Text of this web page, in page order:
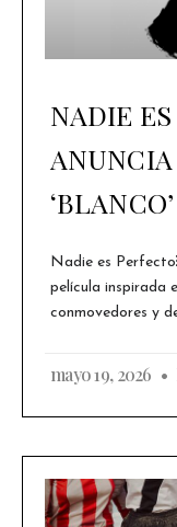
NADIE
ANUNCIA
‘BLANCO’
Nadie es
película inspirada
conmovedores y
mayo 19, 2026